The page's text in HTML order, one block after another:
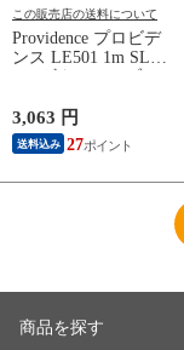
この販売店の送料について
Providence プロビデ
ンス LE501 1m SL
YL ギターケーブル
3,063 円
送料込み 27
商品を探す